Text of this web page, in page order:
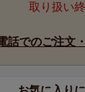
取り扱い
話でのご注文